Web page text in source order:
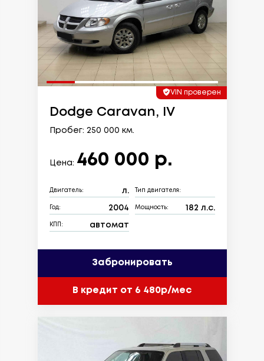
VIN проверен
Dodge Caravan, IV
Пробег: 250 000 км.
Цена: 460 000 р.
Двигатель: л. Тип двигателя:
Год: 2004 Мощность: 182 л.с.
КПП: автомат
Забронировать
В кредит от 6 480р/мес